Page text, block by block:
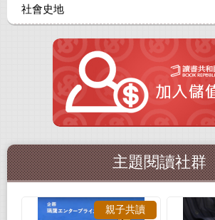
社會史地
主題閱讀社群
親子共讀